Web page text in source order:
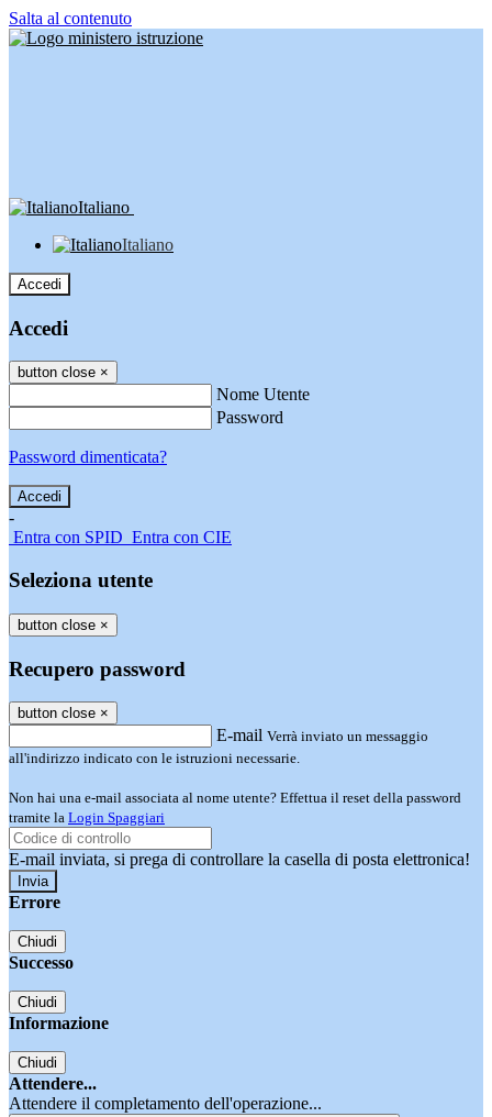
Salta al contenuto
Italiano
Italiano
Accedi
Accedi
button close ×
Nome Utente
Password
Password dimenticata?
-
Entra con SPID Entra con CIE
Seleziona utente
button close ×
Recupero password
button close ×
E-mail Verrà inviato un messaggio
all'indirizzo indicato con le istruzioni necessarie.
Non hai una e-mail associata al nome utente? Effettua il reset della password
tramite la Login Spaggiari
E-mail inviata, si prega di controllare la casella di posta elettronica!
Errore
Chiudi
Successo
Chiudi
Informazione
Chiudi
Attendere...
Attendere il completamento dell'operazione...